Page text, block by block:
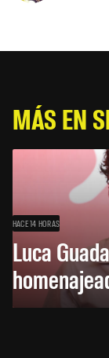
MÁS EN
HACE 14 HORAS
Luca